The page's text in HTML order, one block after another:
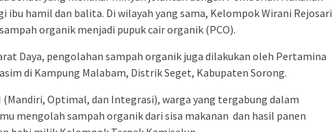
ibu hamil dan balita. Di wilayah yang sama, Kelompok Wirani Rejosari
organik menjadi pupuk cair organik (PCO).
Daya, pengolahan sampah organik juga dilakukan oleh Pertamina
di Kampung Malabam, Distrik Seget, Kabupaten Sorong.
Optimal, dan Integrasi), warga yang tergabung dalam
mengolah sampah organik dari sisa makanan dan hasil panen